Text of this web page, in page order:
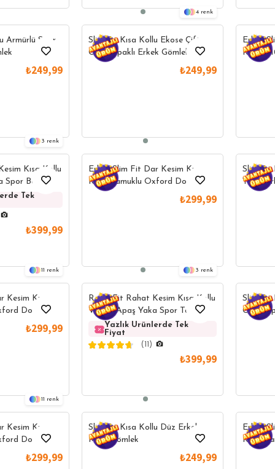
Armürlü Spor
₺249,99
4
Slim Fit Kısa Kollu Ekose Çift
Cep Kapaklı Erkek Gömlek
₺249,99
Erkek
Kollu
Cepli
3
Kısa Kollu
Spor Beyaz
Tek
Yazlık Ürünlerde
Fiyat
₺399,99
Erkek Slim Fit Dar Kesim Kısa
Kollu Pamuklu Oxford Doku
Turkuaz Düğmeli Yaka Gömlek
₺299,99
Slim Fit
Yeşil
11
Kısa
Doku
Bordo Düğmeli
₺299,99
3
Relax Fit Rahat Kesim Kısa Kollu
Viskon Apaş Yaka Spor Taş
GömlekYazlık Ürünlerde Tek
Fiyat
(11)
₺399,99
Slim Fit
Cep
11
Kısa
Doku
Gömlek
₺299,99
Slim Fit Kısa Kollu Düz Erkek
Mavi Gömlek
₺249,99
Erkek
Kollu
Kolay